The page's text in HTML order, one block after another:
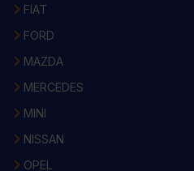
FIAT
FORD
MAZDA
MERCEDES
MINI
NISSAN
OPEL